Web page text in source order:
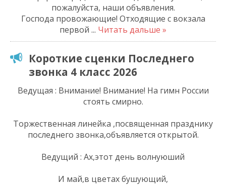
пожалуйста, наши объявления.
Господа провожающие! Отходящие с вокзала
первой ... Читать дальше »
Короткие сценки Последнего
звонка 4 класс 2026
Ведущая : Внимание! Внимание! На гимн России
стоять смирно.
Торжественная линейка ,посвященная празднику
последнего звонка,объявляется открытой.
Ведущий : Ах,этот день волнуюший
И май,в цветах бушующий,